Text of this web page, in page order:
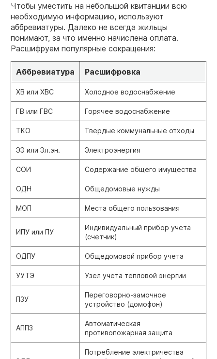
Чтобы уместить на небольшой квитанции всю
необходимую информацию, используют
аббревиатуры. Далеко не всегда жильцы
понимают, за что именно начислена оплата.
Расшифруем популярные сокращения:
Аббревиатура Расшифровка
ХВ или ХВС Холодное водоснабжение
ГВ или ГВС Горячее водоснабжение
ТКО Твердые коммунальные отходы
ЭЭ или Эл.эн. Электроэнергия
СОИ Содержание общего имущества
ОДН Общедомовые нужды
МОП Места общего пользования
ИПУ или ПУ
Индивидуальный прибор учета
(счетчик)
ОДПУ Общедомовой прибор учета
УУТЭ Узел учета тепловой энергии
ПЗУ
Переговорно-замочное
устройство (домофон)
АППЗ
Автоматическая
противопожарная защита
Потребление электричества